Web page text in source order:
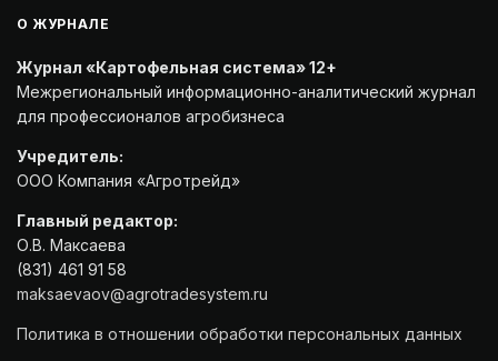
О ЖУРНАЛЕ
Журнал «Картофельная система» 12+
Межрегиональный информационно-аналитический журнал
для профессионалов агробизнеса
Учредитель:
ООО Компания «Агротрейд»
Главный редактор:
О.В. Максаева
(831) 461 91 58
maksaevaov@agrotradesystem.ru
Политика в отношении обработки персональных данных